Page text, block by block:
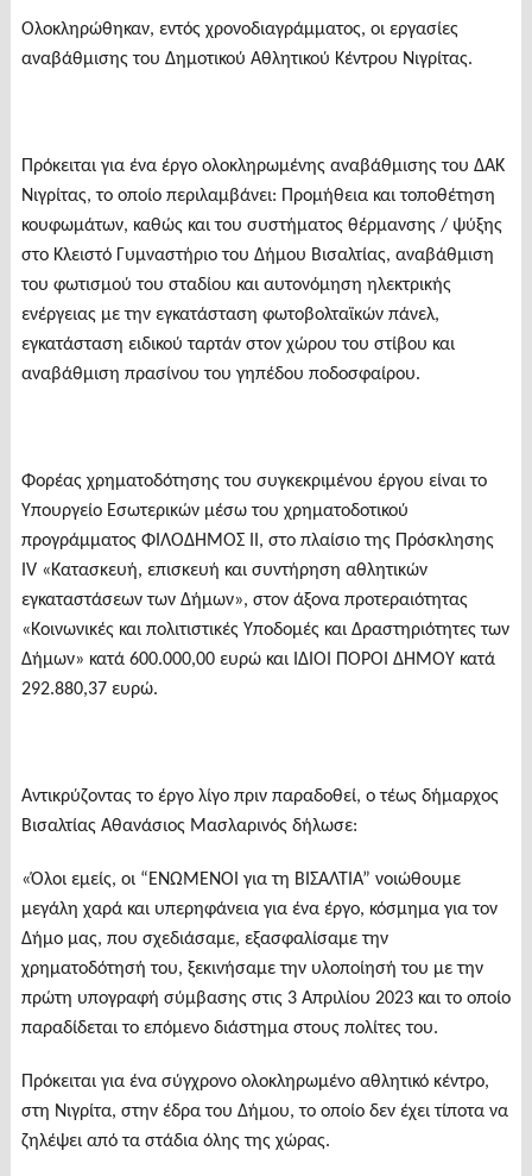
Ολοκληρώθηκαν, εντός χρονοδιαγράμματος, οι εργασίες
αναβάθμισης του Δημοτικού Αθλητικού Κέντρου Νιγρίτας.
Πρόκειται για ένα έργο ολοκληρωμένης αναβάθμισης του ΔΑΚ
Νιγρίτας, το οποίο περιλαμβάνει: Προμήθεια και τοποθέτηση
κουφωμάτων, καθώς και του συστήματος θέρμανσης / ψύξης
στο Κλειστό Γυμναστήριο του Δήμου Βισαλτίας, αναβάθμιση
του φωτισμού του σταδίου και αυτονόμηση ηλεκτρικής
ενέργειας με την εγκατάσταση φωτοβολταϊκών πάνελ,
εγκατάσταση ειδικού ταρτάν στον χώρου του στίβου και
αναβάθμιση πρασίνου του γηπέδου ποδοσφαίρου.
Φορέας χρηματοδότησης του συγκεκριμένου έργου είναι το
Υπουργείο Εσωτερικών μέσω του χρηματοδοτικού
προγράμματος ΦΙΛΟΔΗΜΟΣ ΙΙ, στο πλαίσιο της Πρόσκλησης
ΙV «Κατασκευή, επισκευή και συντήρηση αθλητικών
εγκαταστάσεων των Δήμων», στον άξονα προτεραιότητας
«Κοινωνικές και πολιτιστικές Υποδομές και Δραστηριότητες των
Δήμων» κατά 600.000,00 ευρώ και ΙΔΙΟΙ ΠΟΡΟΙ ΔΗΜΟΥ κατά
292.880,37 ευρώ.
Αντικρύζοντας το έργο λίγο πριν παραδοθεί, ο τέως δήμαρχος
Βισαλτίας Αθανάσιος Μασλαρινός δήλωσε:
«Όλοι εμείς, οι “ΕΝΩΜΕΝΟΙ για τη ΒΙΣΑΛΤΙΑ” νοιώθουμε
μεγάλη χαρά και υπερηφάνεια για ένα έργο, κόσμημα για τον
Δήμο μας, που σχεδιάσαμε, εξασφαλίσαμε την
χρηματοδότησή του, ξεκινήσαμε την υλοποίησή του με την
πρώτη υπογραφή σύμβασης στις 3 Απριλίου 2023 και το οποίο
παραδίδεται το επόμενο διάστημα στους πολίτες του.
Πρόκειται για ένα σύγχρονο ολοκληρωμένο αθλητικό κέντρο,
στη Νιγρίτα, στην έδρα του Δήμου, το οποίο δεν έχει τίποτα να
ζηλέψει από τα στάδια όλης της χώρας.